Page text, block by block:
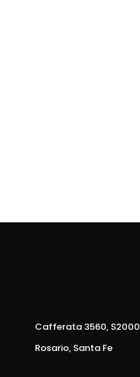
Cafferata 3560, S2000
Rosario, Santa Fe